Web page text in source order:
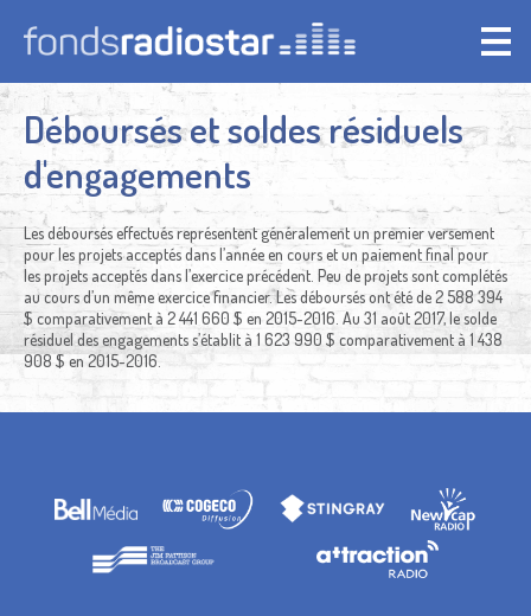
navigation
Back
to
top
Déboursés et soldes résiduels
d'engagements
Les déboursés effectués représentent généralement un premier versement
pour les projets acceptés dans l’année en cours et un paiement final pour
les projets acceptés dans l’exercice précédent. Peu de projets sont complétés
au cours d’un même exercice financier. Les déboursés ont été de 2 588 394
$ comparativement à 2 441 660 $ en 2015-2016. Au 31 août 2017, le solde
résiduel des engagements s’établit à 1 623 990 $ comparativement à 1 438
908 $ en 2015-2016.